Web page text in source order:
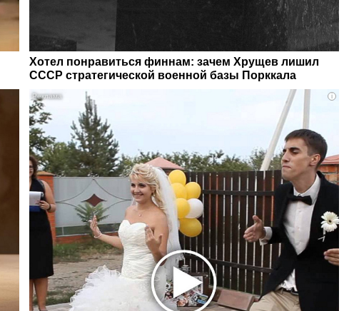
Хотел понравиться финнам: зачем Хрущев лишил
СССР стратегической военной базы Порккала
i